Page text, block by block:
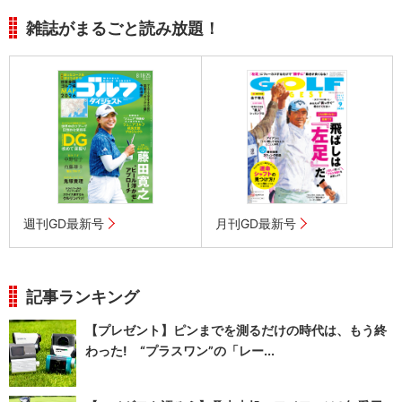
雑誌がまるごと読み放題！
週刊GD最新号 月刊GD最新号
記事ランキング
【プレゼント】ピンまでを測るだけの時代は、もう終
わった! “プラスワン”の「レー...